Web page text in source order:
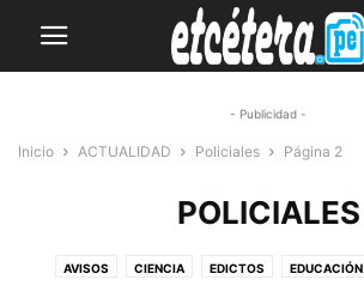
- Publicidad -
Inicio ACTUALIDAD Policiales Página 2
POLICIALES
AVISOS CIENCIA EDICTOS EDUCACIÓN